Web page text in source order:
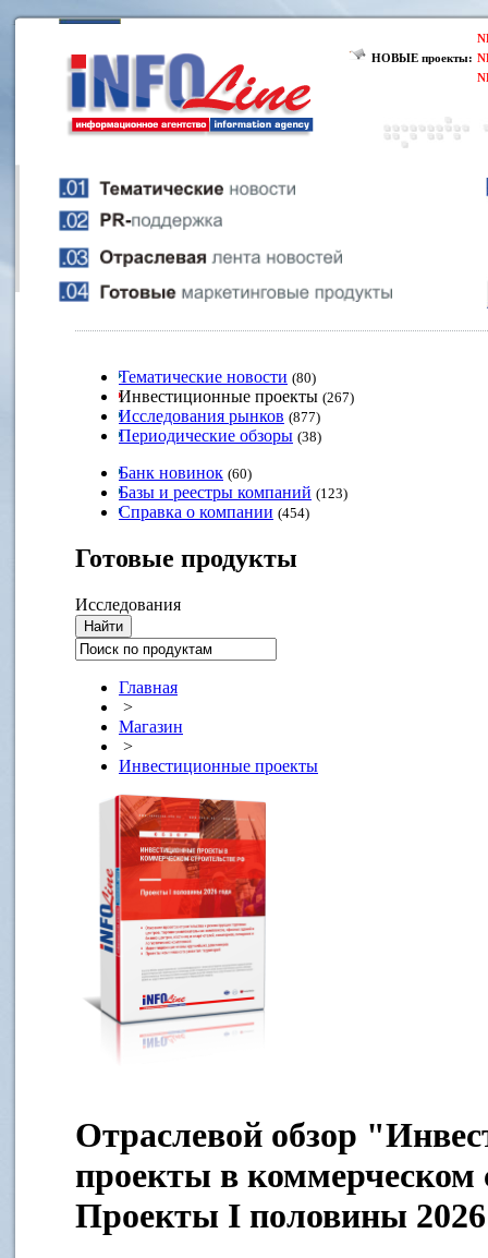
НОВЫЕ проекты:
Тематические новости (80)
Инвестиционные проекты (267)
Исследования рынков (877)
Периодические обзоры (38)
Банк новинок (60)
Базы и реестры компаний (123)
Справка о компании (454)
Готовые продукты
Исследования
Главная
>
Магазин
>
Инвестиционные проекты
Отраслевой обзор
проекты в коммерческом
Проекты I половины